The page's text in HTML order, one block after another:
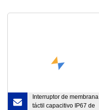
Interruptor de membrana
táctil capacitivo IP67 de